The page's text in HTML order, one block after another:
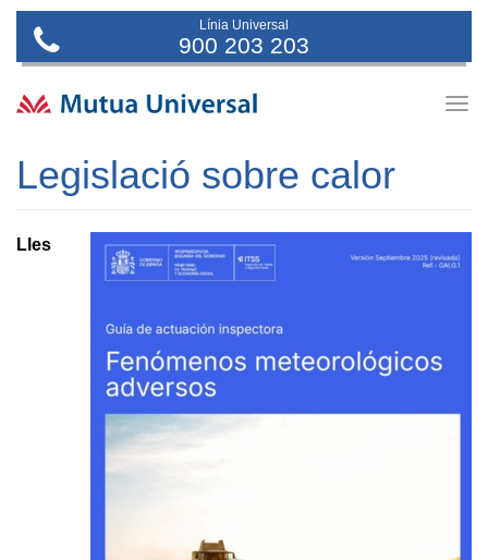
Línia Universal
900 203 203
Legislació sobre calor
L les